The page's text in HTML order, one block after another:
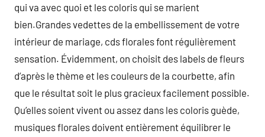
qui va avec quoi et les coloris qui se marient
bien.Grandes vedettes de la embellissement de votre
intérieur de mariage, cds florales font régulièrement
sensation. Évidemment, on choisit des labels de fleurs
d’après le thème et les couleurs de la courbette, afin
que le résultat soit le plus gracieux facilement possible.
Qu’elles soient vivent ou assez dans les coloris guède,
musiques florales doivent entièrement équilibrer le